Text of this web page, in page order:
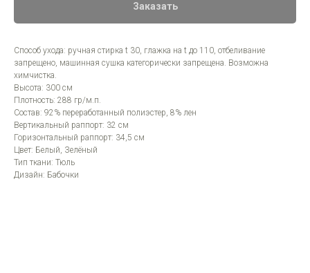
Заказать
Способ ухода: ручная стирка t 30, глажка на t до 110, отбеливание
запрещено, машинная сушка категорически запрещена. Возможна
химчистка.
Высота: 300 см
Плотность: 288 гр/м.п.
Состав: 92% переработанный полиэстер, 8% лен
Вертикальный раппорт: 32 см
Горизонтальный раппорт: 34,5 см
Цвет: Белый, Зелёный
Тип ткани: Тюль
Дизайн: Бабочки